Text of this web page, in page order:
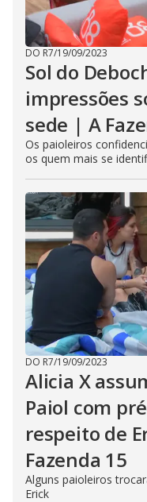
DO R7/19/09/2023
Sol do
impressões
sede | A
Os paioleiros
os quem mais se
DO R7/19/09/2023
Alicia X
Paiol com
respeito de
Fazenda 15
Alguns paioleiros
Erick